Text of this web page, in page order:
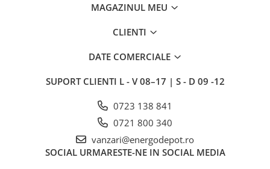
Corpuri de iluminat decorative
Corpuri iluminat exterior
Corpuri iluminat interior
Lampa de birou/veioza
Lampa de veghe
MAGAZINUL MEU
CLIENTI
DATE COMERCIALE
SUPORT CLIENTI L - V 08–17 | S - D 09 -12
0723 138 841
0721 800 340
vanzari@energodepot.ro
SOCIAL URMARESTE-NE IN SOCIAL MEDIA